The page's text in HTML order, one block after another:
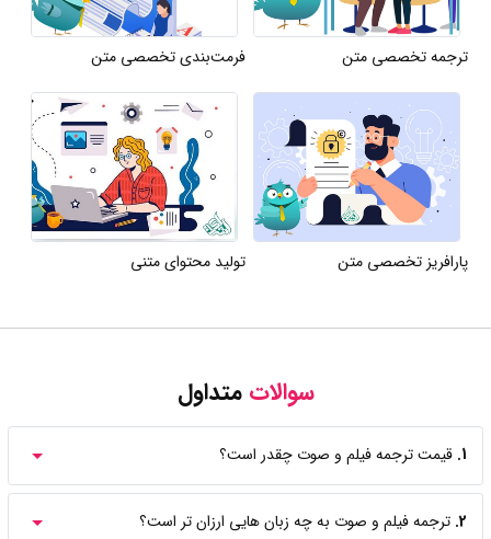
ترجمه تخصصی متن فرمت‌بندی تخصصی متن
پارافریز تخصصی متن تولید محتوای متنی
سوالاتمتداول
1. قیمت ترجمه فیلم و صوت چقدر است؟
2. ترجمه فیلم و صوت به چه زبان هایی ارزان تر است؟